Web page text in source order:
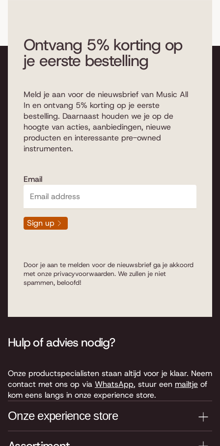
Ontvang 5% korting op
je eerste bestelling
Meld je aan voor de nieuwsbrief van Music All
In en ontvang 5% korting op je eerste
bestelling. Daarnaast houden we je op de
hoogte van acties, aanbiedingen, nieuwe
producten en interessante pre-owned
instrumenten.
Email
Sign up
Door je aan te melden voor de nieuwsbrief ga je akkoord
met onze privacyvoorwaarden. We zullen je niet
spammen, beloofd!
Hulp of advies nodig?
Onze productspecialisten staan altijd voor je klaar. Neem
contact met ons op via WhatsApp, stuur een mailtje of
kom eens langs in onze experience store.
Onze experience store
Je nieuwe instrument testen? Kom langs in onze winkel